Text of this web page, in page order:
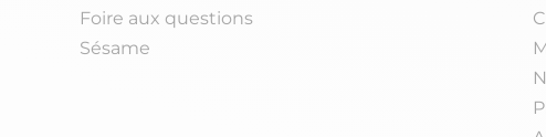
Foire aux questions
Sésame